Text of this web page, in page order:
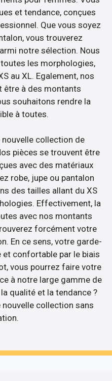
et tendance, conçues
Que vous soyez
vous trouverez
notre sélection. Nous
les morphologies,
au XL. Egalement, nos
être à des montants
souhaitons rendre la
à toutes.
collection de
pièces se trouvent être
avec des matériaux
robe, jupe ou pantalon
des tailles allant du XS
Effectivement, la
avec nos montants
forcément votre
En ce sens, votre garde-
confortable par le biais
vous pourrez faire votre
à notre large gamme de
qualité et la tendance ?
collection sans